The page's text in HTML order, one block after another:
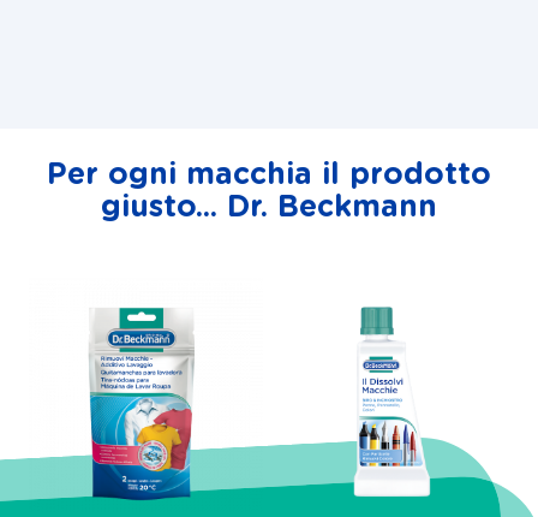
Per ogni macchia il prodotto
giusto... Dr. Beckmann